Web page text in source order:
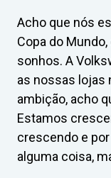
Acho que nós
Copa do
sonhos. A
as nossas lojas
ambição, acho
Estamos
crescendo e
alguma coisa,